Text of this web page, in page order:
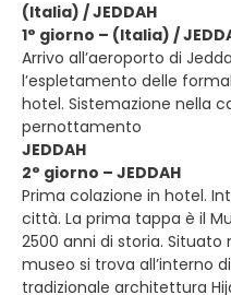
(Italia) / JEDDAH
1° giorno – (Italia) /
Arrivo all’aeroporto di
l’espletamento delle
hotel. Sistemazione nella
pernottamento
JEDDAH
2° giorno – JEDDAH
Prima colazione in hotel.
città. La prima tappa è il
2500 anni di storia. Situato
museo si trova all’interno
tradizionale architettura